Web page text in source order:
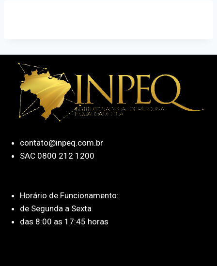
contato@inpeq.com.br
SAC 0800 212 1200
Horário de Funcionamento:
de Segunda a Sexta
das 8:00 as 17:45 horas